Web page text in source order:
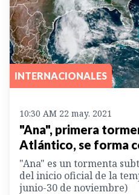
INTERNACIONALES
10:30 AM 22 may. 2021
"Ana", primera
Atlántico, se forma
"Ana" es un tormenta
del inicio oficial de la
junio-30 de noviembre)